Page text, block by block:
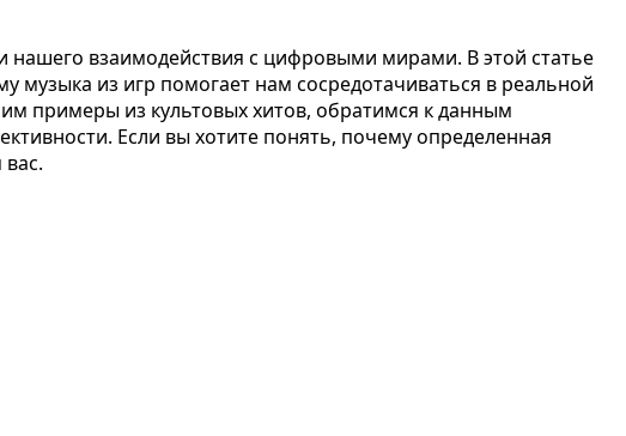
нашего взаимодействия с цифровыми мирами. В этой статье
из игр помогает нам сосредотачиваться в реальной
примеры из культовых хитов, обратимся к данным
Если вы хотите понять, почему определенная